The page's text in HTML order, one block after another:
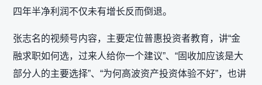
四年半净利润不仅未有增长反而倒退。
张志名的视频号内容，主要定位普惠投资者教育，讲“金
融求职如何选，过来人给你一个建议”、“固收加应该是大
部分人的主要选择”、“为何高波资产投资体验不好”，也讲